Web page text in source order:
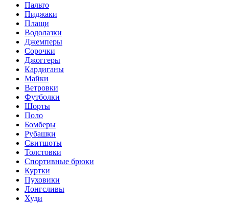
Пальто
Пиджаки
Плащи
Водолазки
Джемперы
Сорочки
Джоггеры
Кардиганы
Майки
Ветровки
Футболки
Шорты
Поло
Бомберы
Рубашки
Свитшоты
Толстовки
Спортивные брюки
Куртки
Пуховики
Лонгсливы
Худи